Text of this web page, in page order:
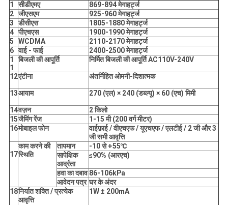
1
सीडीएमए
869-894 मेगाहर्ट्ज
2 जीएसएम
925-960 मेगाहर्ट्ज
3
डीसीएस
1805-1880 मेगाहर्ट्ज
4 पीएचएस
1900-1990 मेगाहर्ट्ज
5
WCDMA
2110-2170 मेगाहर्ट्ज
6 वाई - फाई
2400-2500 मेगाहर्ट्ज
1
1
बिजली की आपूर्ति निर्मित बिजली की आपूर्ति AC110V-240V
12एंटीना अंतर्निहित ओमनी-दिशात्मक
13आयाम 270 (एल) × 240 (डब्ल्यू) × 60 (एच) मिमी
14वज़न
2 किलो
15जैमिंग रेंज
1-15 मी (200 वर्ग मीटर)
16मोबाइल फोन
वाईफ़ाई / वीएचएफ / यूएचएफ / एलटीई / 2 जी और 3
जी सभी आवृत्ति
17
काम करने की
स्थिति
तापमान
-10 से +55℃
सापेक्षिक
आर्द्रता
≤90% (आरएच)
हवा का दबाव 86-106kPa
आवेदन पत्र घर के अंदर
18निर्यात शक्ति / प्रत्येक
आवृत्ति
1W ± 200mA